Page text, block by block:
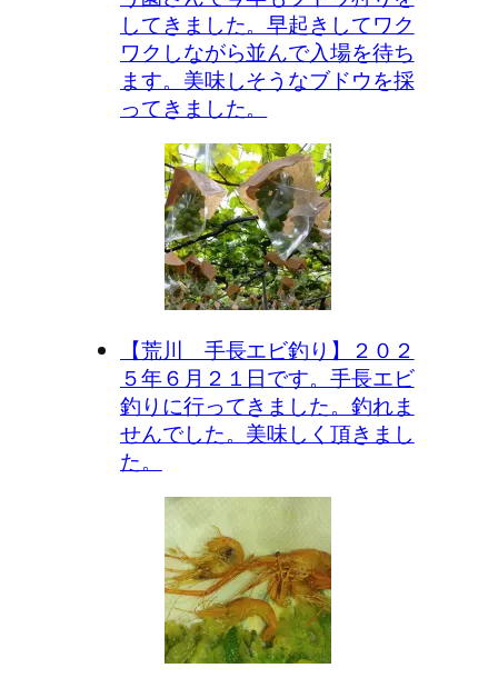
してきました。早起きしてワク
ワクしながら並んで入場を待ち
ます。美味しそうなブドウを採
ってきました。
【荒川 手長エビ釣り】２０２
５年６月２１日です。手長エビ
釣りに行ってきました。釣れま
せんでした。美味しく頂きまし
た。